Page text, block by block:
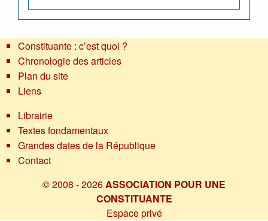
Constituante : c’est quoi ?
Chronologie des articles
Plan du site
Liens
Librairie
Textes fondamentaux
Grandes dates de la République
Contact
© 2008 - 2026ASSOCIATION POUR UNE
CONSTITUANTE
Espace privé